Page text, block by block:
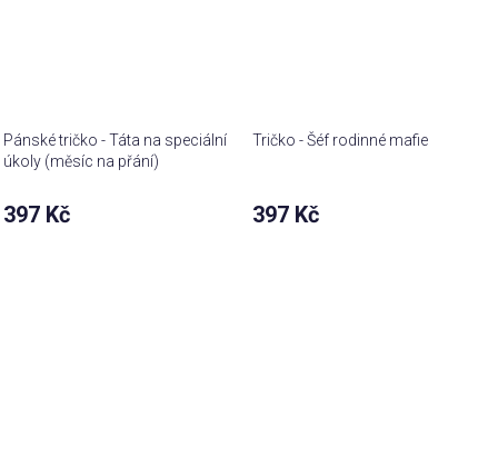
Pánské tričko - Táta na speciální
úkoly (měsíc na přání)
397 Kč
Tričko - Šéf rodinné mafie
397 Kč